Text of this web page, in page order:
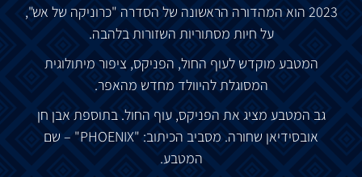
2023 הוא המהדורה הראשונה של הסדרה "כרוניקה של אש",
על חיות מסתוריות השזורותבלהבה.
המטבע מוקדש לעוף החול, הפניקס, ציפור מיתולוגית
המסוגלתלהיוולד מחדש מהאפר.
גב המטבע מציג את הפניקס,עוף החול.בתוספת אבן חן
אובסידיאן שחורה. מסביב הכיתוב
: "PHOENIX" – שם
המטבע.